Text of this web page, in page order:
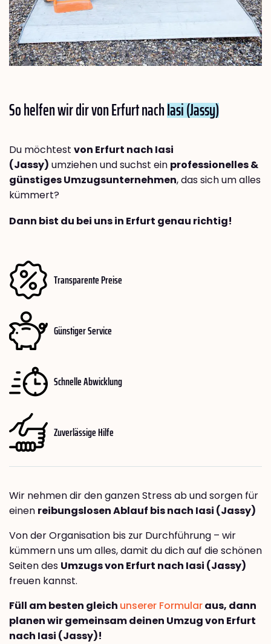
So helfen wir dir von Erfurt nachIasi (Jassy)
Du möchtest von Erfurt nach Iasi
(Jassy) umziehen und suchst ein professionelles &
günstiges Umzugsunternehmen, das sich um alles
kümmert?
Dann bist du bei uns in Erfurt genau richtig!
Transparente Preise
Günstiger Service
Schnelle Abwicklung
Zuverlässige Hilfe
Wir nehmen dir den ganzen Stress ab und sorgen für
einen reibungslosen Ablauf bis nach Iasi (Jassy)
Von der Organisation bis zur Durchführung – wir
kümmern uns um alles, damit du dich auf die schönen
Seiten des Umzugs von Erfurt nach Iasi (Jassy)
freuen kannst.
Füll am besten gleich unserer Formularaus, dann
planen wir gemeinsam deinen Umzug von Erfurt
nach Iasi (Jassy)!